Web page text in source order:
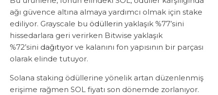
ağı güvence altına almaya yardımcı olmak için stake
ediliyor. Grayscale bu ödüllerin yaklaşık %77’sini
hissedarlara geri verirken Bitwise yaklaşık
%72’sini dağıtıyor ve kalanını fon yapısının bir parçası
olarak elinde tutuyor.
Solana staking ödüllerine yönelik artan düzenlenmiş
erişime rağmen SOL fiyatı son dönemde zorlanıyor.